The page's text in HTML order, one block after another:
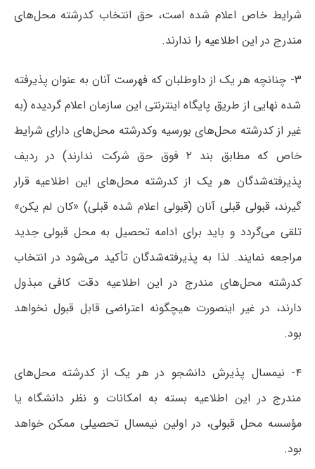
شرایط خاص‌ اعلام‌ شده ‌است، حق‌ انتخاب کدرشته محل‌های
مندرج در این اطلاعیه را ندارند.
۳‌- چنانچه‌ هر یک ‌از داوطلبان که ‌فهرست‌ آنان‌ به‌ عنوان‌ پذیرفته‌
شده‌ نهایی‌ از طریق پایگاه اینترنتی این سازمان اعلام ‌گردیده‌ (به‌
غیر از کدرشته محل‌های‌ بورسیه‌ وکدرشته‌ محل‌های‌ دارای‌ شرایط
خاص‌ که‌ مطابق‌ بند ۲ فوق‌ حق‌ شرکت‌ ندارند) در ردیف‌
پذیرفته‌شدگان‌ هر یک ‌از کدرشته‌ محل‌های این اطلاعیه قرار
گیرند، قبولی‌ قبلی ‌آنان‌ (قبولی‌ اعلام‌ شده‌ قبلی) «کان‌ لم‌ یکن»‌
تلقی‌ می‌گردد و باید برای‌ ادامه ‌تحصیل‌ به‌ محل‌ قبولی‌ جدید
مراجعه‌ نمایند. لذا به‌ پذیرفته‌شدگان‌ تأکید می‌شود در انتخاب
کدرشته محل‌های مندرج در این اطلاعیه دقت‌ کافی‌ مبذول‌
دارند، در غیر اینصورت‌ هیچگونه‌ اعتراضی‌ قابل‌ قبول‌ نخواهد
بود.
۴- نیمسال پذیرش دانشجو در هر یک از کدرشته محل‌های
مندرج در این اطلاعیه بسته به امکانات و نظر دانشگاه یا
مؤسسه محل قبولی، در اولین نیمسال تحصیلی ممکن خواهد
بود.